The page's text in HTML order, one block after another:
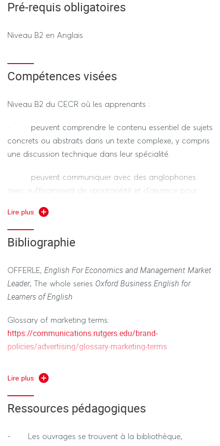
d’une étude de cas (50%) - 2h (hors tiers temps)
-Contrôle Terminal
Examen de fin de semestre uniquement - 2h (hors tiers
---------------- SESSION 2 ----------------
REGIME STANDARD / DEROGATOIRE
Etude de cas sous forme de dossier. Durée 1h30 (hors
tiers temps)
Pré-requis obligatoires
Niveau B2 en Anglais
Compétences visées
Niveau B2 du CECR où les apprenants :
· peuvent comprendre le contenu essentiel de sujets
concrets ou abstraits dans un texte complexe, y compris
une discussion technique dans leur spécialité.
· peuvent communiquer avec des anglophones
avec suffisamment de spontanéité et d'aisance pour
· peuvent s'exprimer de façon claire et détaillée sur
un vaste éventail de sujets et émettre un avis sur un sujet
inconvénients de différentes options.
Lire plus
Bibliographie
OFFERLE, English For Economics and Management Market
Leader, The whole series Oxford Business English for
Learners of English
Glossary of marketing terms:
https://communications.rutgers.edu/brand-
policies/advertising/glossary-marketing-terms
https://convene.com/catalyst/resources/event-planning-
glossary/
https://www.aai.ie/resources/uploads/
Lire plus
Ressources pédagogiques
- Les ouvrages se trouvent à la bibliothèque,